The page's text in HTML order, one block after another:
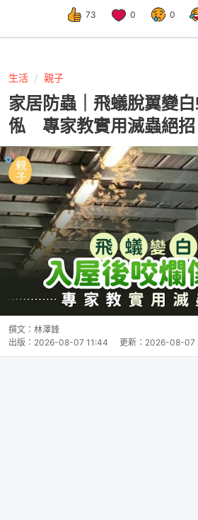
73 0 0
生活 親子
家居防蟲｜飛蟻脫翼變
俬 專家教實用滅蟲絕招
撰文： 林澤鋒
出版： 2026-08-07 11:44 更新： 2026-08-07